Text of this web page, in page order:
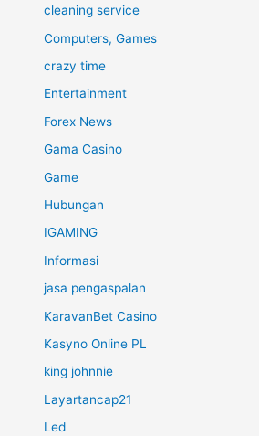
cleaning service
Computers, Games
crazy time
Entertainment
Forex News
Gama Casino
Game
Hubungan
IGAMING
Informasi
jasa pengaspalan
KaravanBet Casino
Kasyno Online PL
king johnnie
Layartancap21
Led